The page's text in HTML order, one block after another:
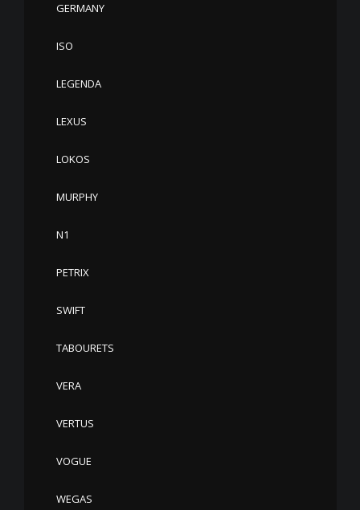
GERMANY
ISO
LEGENDA
LEXUS
LOKOS
MURPHY
N1
PETRIX
SWIFT
TABOURETS
VERA
VERTUS
VOGUE
WEGAS